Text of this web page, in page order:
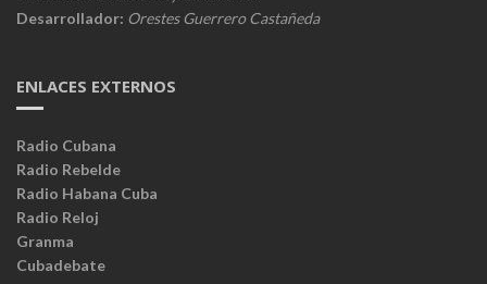
Desarrollador: Orestes Guerrero Castañeda
ENLACES EXTERNOS
Radio Cubana
Radio Rebelde
Radio Habana Cuba
Radio Reloj
Granma
Cubadebate